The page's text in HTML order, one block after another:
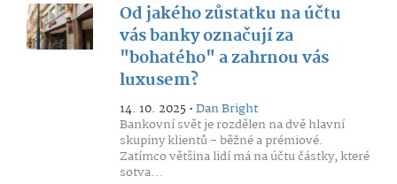
Od jakého zůstatku na účtu
vás banky označují za
"bohatého" a zahrnou vás
luxusem?
14. 10. 2025 •Dan Bright
Bankovní svět je rozdělen na dvě hlavní
skupiny klientů - běžné a prémiové.
Zatímco většina lidí má na účtu částky, které
sotva...